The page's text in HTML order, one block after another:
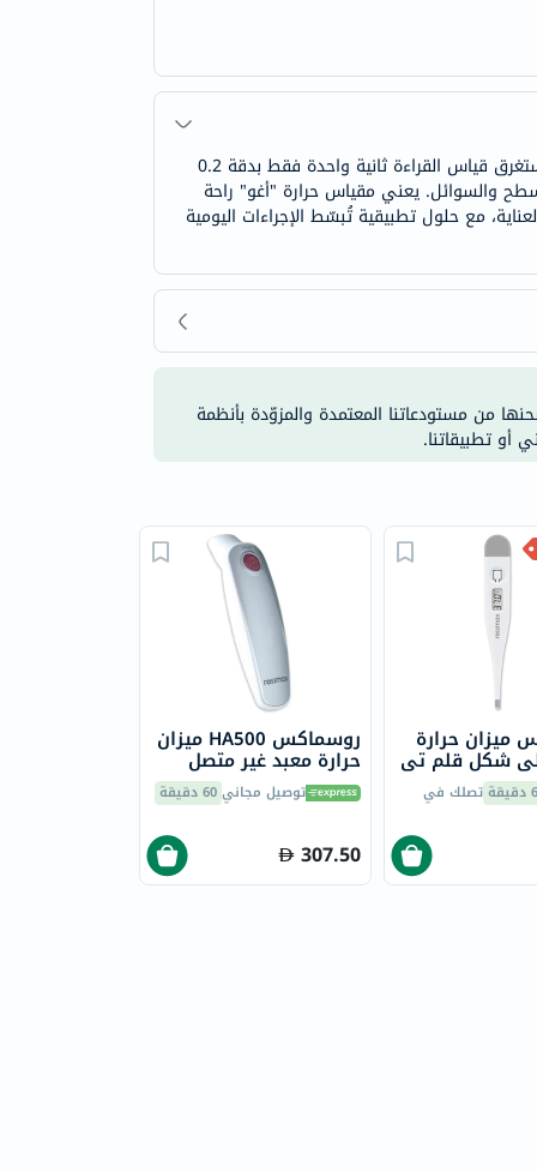
يقيس مقياس حرارة الأطفال "أغو" غير التلامسي، على شكل زرافة، باللونين الأخضر والأبيض، درجة حرارة الطفل دون لمسه. يستغرق قياس القراءة ثانية واحدة فقط بدقة 0.2
والسوائل. يعني مقياس حرارة "أغو" راحة
مع حلول تطبيقية تُبسّط الإجراءات اليومية
من مستودعاتنا المعتمدة والمزوّدة بأنظمة
أو تطبيقاتنا.
روسماكس HA500 ميزان
حرارة معبد غير متصل
توصيل مجاني60 دقيقة
307.50
ميزان حرارة
شكل قلم تي
تصلك في